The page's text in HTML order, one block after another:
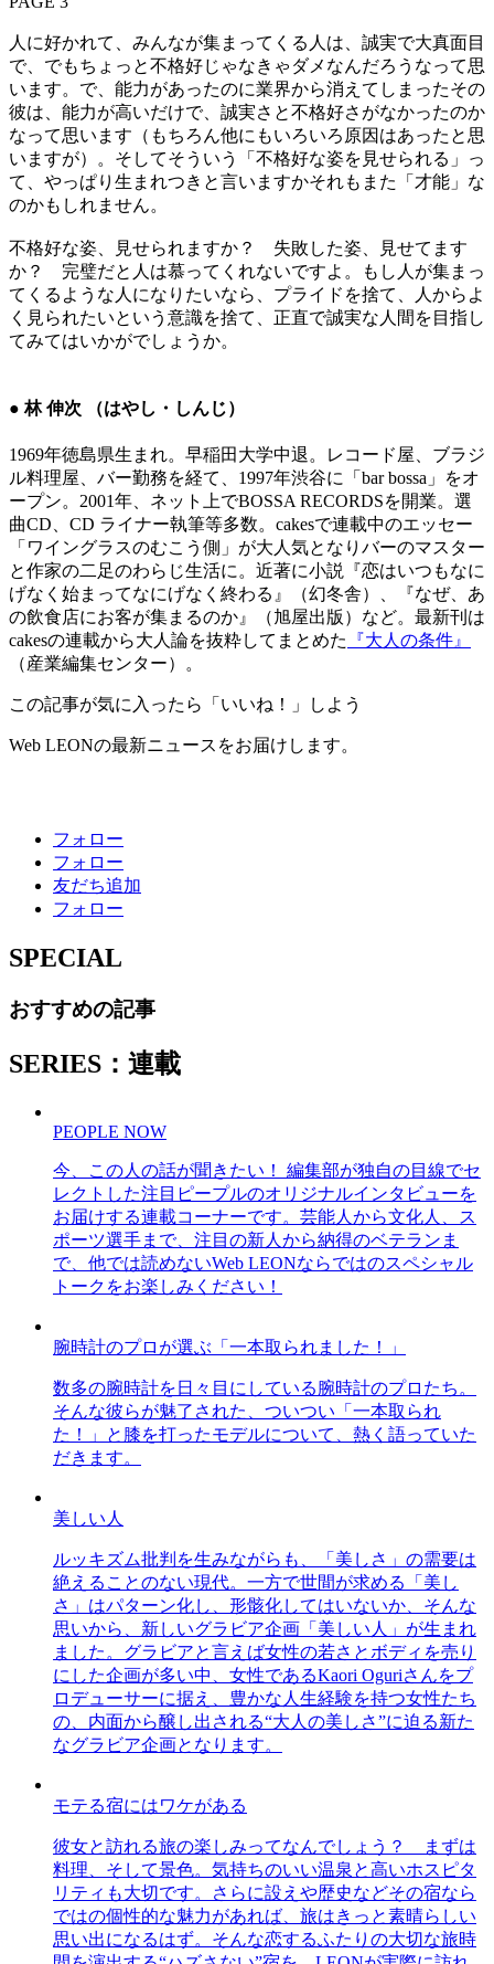
人に好かれて、みんなが集まってくる人は、誠実で大真面目
で、でもちょっと不格好じゃなきゃダメなんだろうなって思
います。で、能力があったのに業界から消えてしまったその
彼は、能力が高いだけで、誠実さと不格好さがなかったのか
なって思います（もちろん他にもいろいろ原因はあったと思
いますが）。そしてそういう「不格好な姿を見せられる」っ
て、やっぱり生まれつきと言いますかそれもまた「才能」な
のかもしれません。
不格好な姿、見せられますか？ 失敗した姿、見せてます
か？ 完璧だと人は慕ってくれないですよ。もし人が集まっ
てくるような人になりたいなら、プライドを捨て、人からよ
く見られたいという意識を捨て、正直で誠実な人間を目指し
てみてはいかがでしょうか。
● 林 伸次 （はやし・しんじ）
1969年徳島県生まれ。早稲田大学中退。レコード屋、ブラジ
ル料理屋、バー勤務を経て、1997年渋谷に「bar bossa」をオ
ープン。2001年、ネット上でBOSSA RECORDSを開業。選
曲CD、CD ライナー執筆等多数。cakesで連載中のエッセー
「ワイングラスのむこう側」が大人気となりバーのマスター
と作家の二足のわらじ生活に。近著に小説『恋はいつもなに
げなく始まってなにげなく終わる』（幻冬舎）、『なぜ、あ
の飲食店にお客が集まるのか』（旭屋出版）など。最新刊は
cakesの連載から大人論を抜粋してまとめた
『大人の条件』
（産業編集センター）。
この記事が気に入ったら「いいね！」しよう
Web LEONの最新ニュースをお届けします。
フォロー
フォロー
友だち追加
フォロー
SPECIAL
おすすめの記事
SERIES：連載
PEOPLE NOW
今、この人の話が聞きたい！ 編集部が独自の目線でセ
レクトした注目ピープルのオリジナルインタビューを
お届けする連載コーナーです。芸能人から文化人、ス
ポーツ選手まで、注目の新人から納得のベテランま
で、他では読めないWeb LEONならではのスペシャル
トークをお楽しみください！
腕時計のプロが選ぶ「一本取られました！」
数多の腕時計を日々目にしている腕時計のプロたち。
そんな彼らが魅了された、ついつい「一本取られ
た！」と膝を打ったモデルについて、熱く語っていた
だきます。
美しい人
ルッキズム批判を生みながらも、「美しさ」の需要は
絶えることのない現代。一方で世間が求める「美し
さ」はパターン化し、形骸化してはいないか、そんな
思いから、新しいグラビア企画「美しい人」が生まれ
ました。グラビアと言えば女性の若さとボディを売り
にした企画が多い中、女性であるKaori Oguriさんをプ
ロデューサーに据え、豊かな人生経験を持つ女性たち
の、内面から醸し出される“大人の美しさ”に迫る新た
なグラビア企画となります。
モテる宿にはワケがある
彼女と訪れる旅の楽しみってなんでしょう？ まずは
料理、そして景色。気持ちのいい温泉と高いホスピタ
リティも大切です。さらに設えや歴史などその宿なら
ではの個性的な魅力があれば、旅はきっと素晴らしい
思い出になるはず。そんな恋するふたりの大切な旅時